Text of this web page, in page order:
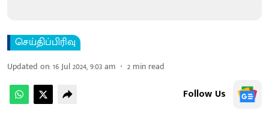
செய்திப்பிரிவு
Updated on:16 Jul 2024, 9:03 am 2 min read
Follow Us